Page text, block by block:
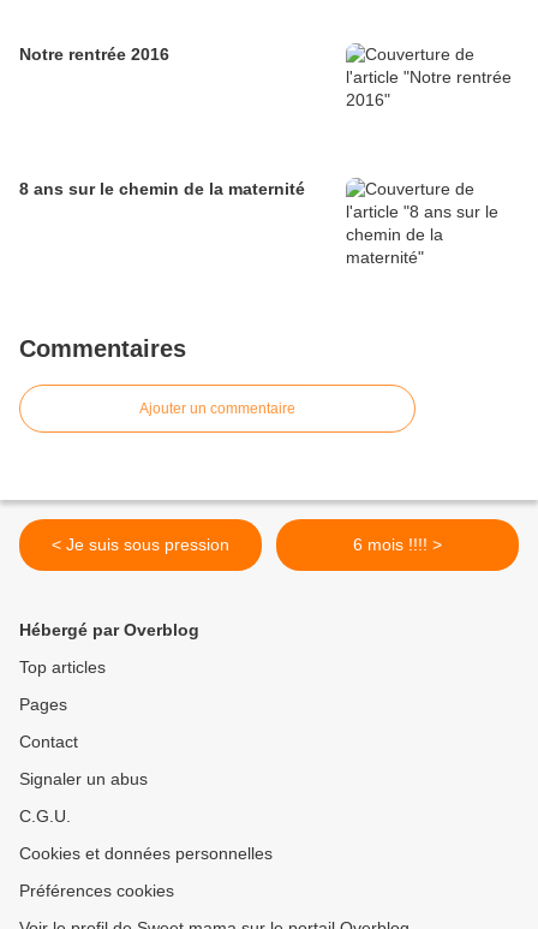
Notre rentrée 2016
8 ans sur le chemin de la maternité
Commentaires
Ajouter un commentaire
< Je suis sous pression 6 mois !!!! >
Hébergé par Overblog
Top articles
Pages
Contact
Signaler un abus
C.G.U.
Cookies et données personnelles
Préférences cookies